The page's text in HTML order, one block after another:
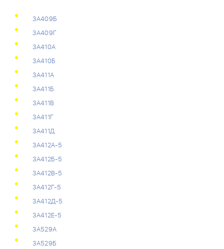
3А409Б
3А409Г
3А410А
3А410Б
3А411А
3А411Б
3А411В
3А411Г
3А411Д
3А412А-5
3А412Б-5
3А412В-5
3А412Г-5
3А412Д-5
3А412Е-5
3А529А
3А529Б